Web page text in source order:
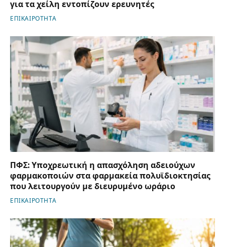
για τα χείλη εντοπίζουν ερευνητές
ΕΠΙΚΑΙΡΟΤΗΤΑ
ΠΦΣ: Υποχρεωτική η απασχόληση αδειούχων
φαρμακοποιών στα φαρμακεία πολυϊδιοκτησίας
που λειτουργούν με διευρυμένο ωράριο
ΕΠΙΚΑΙΡΟΤΗΤΑ